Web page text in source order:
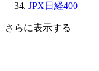
JPX日経400
さらに表示する